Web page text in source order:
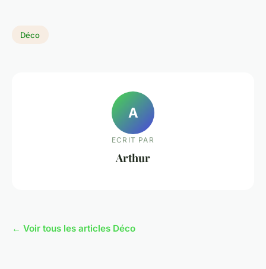
Déco
A
ECRIT PAR
Arthur
← Voir tous les articles Déco